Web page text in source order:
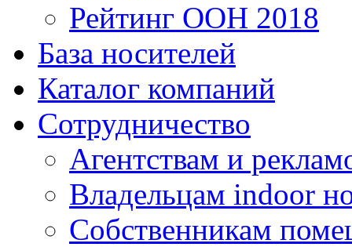
Рейтинг OOH 2018
База носителей
Каталог компаний
Сотрудничество
Агентствам и
Владельцам indoor
Собственникам